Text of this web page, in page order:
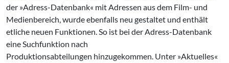
der »Adress-Datenbank« mit Adressen aus dem Film- und
Medienbereich, wurde ebenfalls neu gestaltet und enthält
etliche neuen Funktionen. So ist bei der Adress-Datenbank
eine Suchfunktion nach
Produktionsabteilungen hinzugekommen. Unter »Aktuelles«